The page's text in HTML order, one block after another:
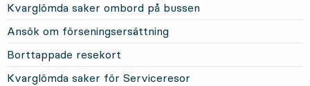
Kvarglömda saker ombord på bussen
Ansök om förseningsersättning
Borttappade resekort
Kvarglömda saker för Serviceresor